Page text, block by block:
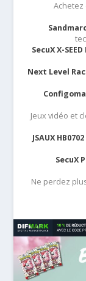
Achetez
SecuX X-SEED
Next Level
Jeux vidéo et
JSAUX HB0702
SecuX
Ne perdez